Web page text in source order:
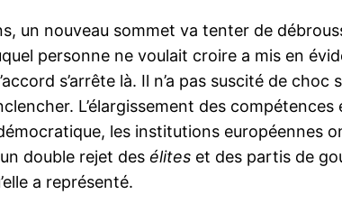
un nouveau sommet va tenter de
personne ne voulait croire a mis en
s’arrête là. Il n’a pas suscité de
L’élargissement des
les institutions européennes
un double rejet desélites et des partis de
a représenté.